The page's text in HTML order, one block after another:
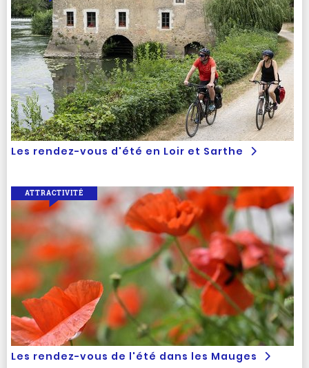
Les rendez-vous d'été en Loir et Sarthe
Les rendez-vous de l'été dans les Mauges
ATTRACTIVITÉ